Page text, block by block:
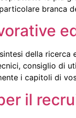
branca
della
consiglio di
i capitoli di
il